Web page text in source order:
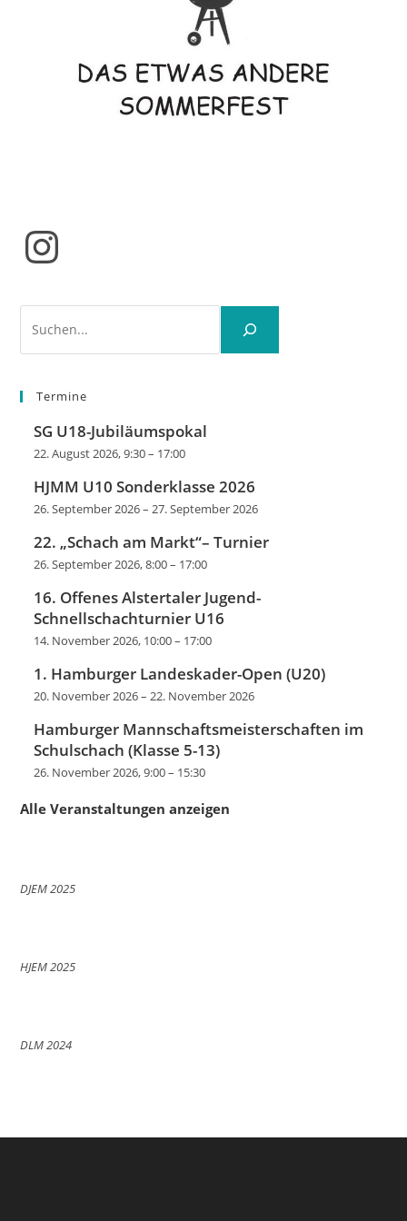
Instagram
Termine
SG U18-Jubiläumspokal
22. August 2026, 9:30– 17:00
HJMM U10 Sonderklasse 2026
26. September 2026–27. September 2026
22. „Schach am Markt“– Turnier
26. September 2026, 8:00– 17:00
16. Offenes Alstertaler Jugend-
Schnellschachturnier U16
14. November 2026, 10:00– 17:00
1. Hamburger Landeskader-Open (U20)
20. November 2026–22. November 2026
Hamburger Mannschaftsmeisterschaften im
Schulschach (Klasse 5-13)
26. November 2026, 9:00– 15:30
Alle Veranstaltungen anzeigen
DJEM 2025
HJEM 2025
DLM 2024